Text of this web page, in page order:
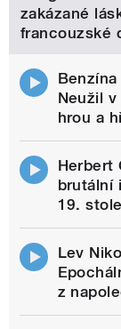
zakázané
francouzské
Neužil
hrou a
Herbert
brutální
19.
Lev
z